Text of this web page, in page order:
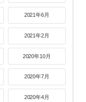
2021年6月
2021年2月
2020年10月
2020年7月
2020年4月